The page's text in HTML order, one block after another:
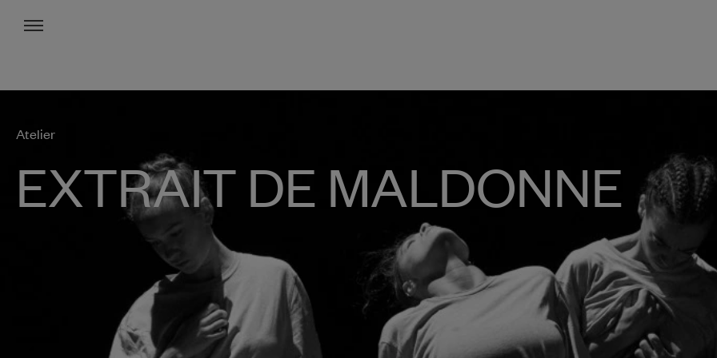
Menu
Atelier
EXTRAIT DE MALDONNE